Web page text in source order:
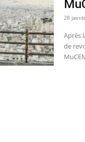
28
Après
de